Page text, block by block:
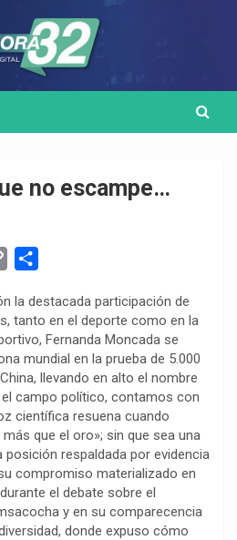
no escampe…
p
y
L
i
n
k
m
p
a
r
t
i
r
la destacada participación de
tanto en el deporte como en la
Fernanda Moncada se
mundial en la prueba de 5.000
llevando en alto el nombre
campo político, contamos con
científica resuena cuando
que el oro»; sin que sea una
posición respaldada por evidencia
compromiso materializado en
el debate sobre el
y en su comparecencia
donde expuso cómo